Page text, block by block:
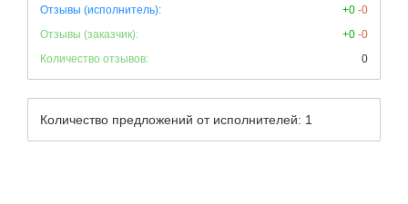
Отзывы (исполнитель):
+0 -0
Отзывы (заказчик):
+0 -0
Количество отзывов:
0
Количество предложений от исполнителей: 1